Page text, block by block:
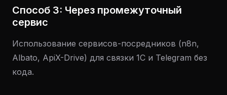
Способ 3: Через промежуточный
сервис
Использование сервисов-посредников (n8n,
Albato, ApiX-Drive) для связки 1С и Telegram без
кода.